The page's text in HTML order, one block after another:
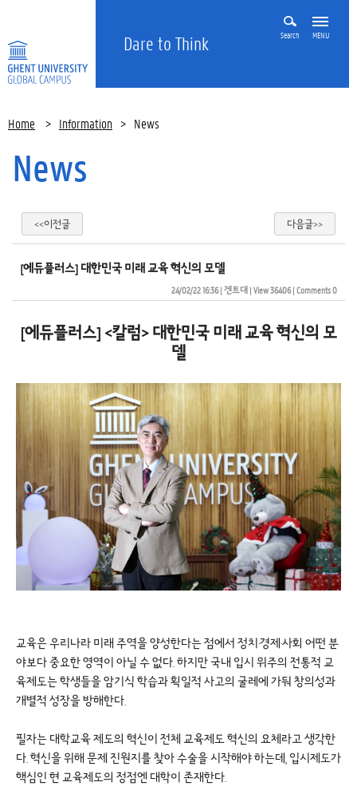
Dare to Think Search MENU
Home > Information > News
News
<<이전글 다음글>>
[에듀플러스] 대한민국 미래 교육 혁신의 모델
24/02/22 16:36| 겐트대| View 36406| Comments 0
[에듀플러스] <칼럼> 대한민국 미래 교육 혁신의 모
델
교육은 우리나라 미래 주역을 양성한다는 점에서 정치·경제·사회 어떤 분
야보다 중요한 영역이 아닐 수 없다. 하지만 국내 입시 위주의 전통적 교
육제도는 학생들을 암기식 학습과 획일적 사고의 굴레에 가둬 창의성과
개별적 성장을 방해한다.
필자는 대학교육 제도의 혁신이 전체 교육제도 혁신의 요체라고 생각한
다. 혁신을 위해 문제 진원지를 찾아 수술을 시작해야 하는데, 입시제도가
핵심인 현 교육제도의 정점엔 대학이 존재한다.